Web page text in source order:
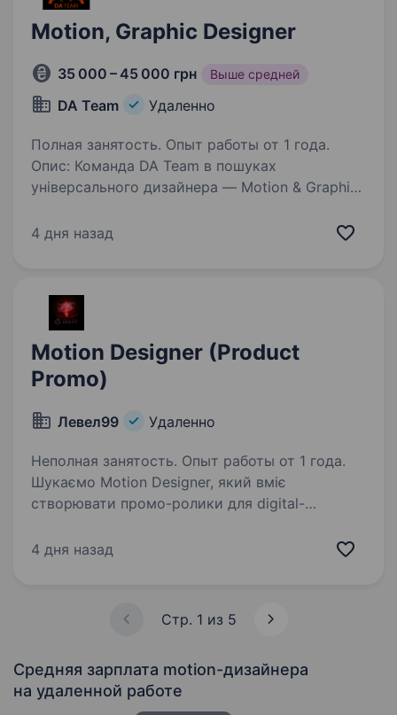
Motion, Graphic Designer
35 000 – 45 000 грн Выше средней
DA Team Удаленно
Полная занятость. Опыт работы от 1 года.
Опис: Команда DA Team в пошуках
універсального дизайнера — Motion & Graphic
креативи, так і статичні банери для рекламних
4 дня назад
Motion Designer (Product
Promo)
Левел99 Удаленно
Неполная занятость. Опыт работы от 1 года.
Шукаємо Motion Designer, який вміє
створювати промо-ролики для digital-
що привертає увагу. На тебе чекають цікаві
4 дня назад
Стр. 1 из 5
Средняя зарплата motion-дизайнера
на удаленной работе